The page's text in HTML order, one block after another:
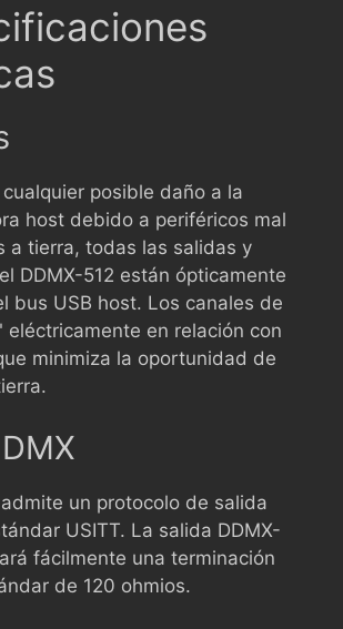
posible daño a la
host debido a periféricos mal
a tierra, todas las salidas y
DDMX-512 están ópticamente
bus USB host. Los canales de
eléctricamente en relación con
minimiza la oportunidad de
admite un protocolo de salida
USITT. La salida DDMX-
fácilmente una terminación
de 120 ohmios.